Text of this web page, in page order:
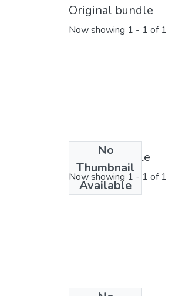
Original bundle
Now showing 1 - 1 of 1
No
Thumbnail
Available
License bundle
Now showing 1 - 1 of 1